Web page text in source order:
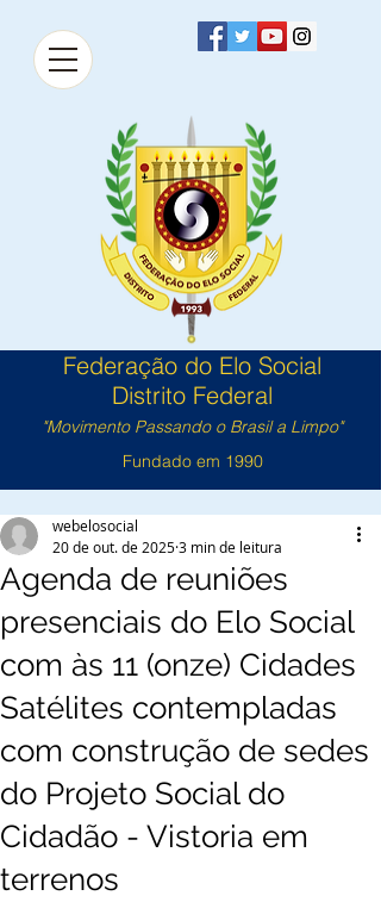
Federação do Elo Social
Distrito Federal
"Movimento Passando o Brasil a Limpo"
Fundado em 1990
Agenda de reuniões
presenciais do Elo Social
com às 11 (onze) Cidades
Satélites contempladas
com construção de sedes
do Projeto Social do
Cidadão - Vistoria em
terrenos
webelosocial
20 de out. de 20253 min de leitura